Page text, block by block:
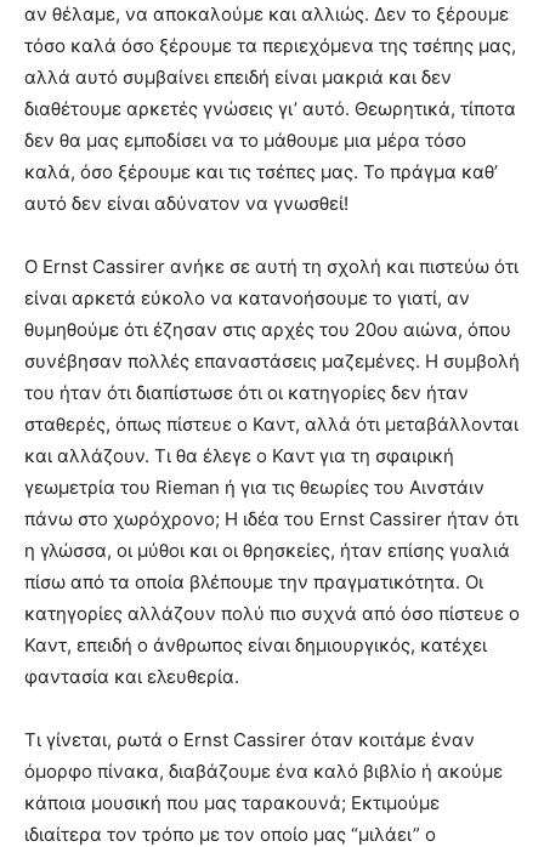
αν θέλαμε, να αποκαλούμε και αλλιώς. Δεν το ξέρουμε
τόσο καλά όσο ξέρουμε τα περιεχόμενα της τσέπης μας,
αλλά αυτό συμβαίνει επειδή είναι μακριά και δεν
διαθέτουμε αρκετές γνώσεις γι’ αυτό. Θεωρητικά, τίποτα
δεν θα μας εμποδίσει να το μάθουμε μια μέρα τόσο
καλά, όσο ξέρουμε και τις τσέπες μας. Το πράγμα καθ’
αυτό δεν είναι αδύνατον να γνωσθεί!
Ο Ernst Cassirer ανήκε σε αυτή τη σχολή και πιστεύω ότι
είναι αρκετά εύκολο να κατανοήσουμε το γιατί, αν
θυμηθούμε ότι έζησαν στις αρχές του 20ου αιώνα, όπου
συνέβησαν πολλές επαναστάσεις μαζεμένες. Η συμβολή
του ήταν ότι διαπίστωσε ότι οι κατηγορίες δεν ήταν
σταθερές, όπως πίστευε ο Καντ, αλλά ότι μεταβάλλονται
και αλλάζουν. Τι θα έλεγε ο Καντ για τη σφαιρική
γεωμετρία του Rieman ή για τις θεωρίες του Αινστάιν
πάνω στο χωρόχρονο; Η ιδέα του Ernst Cassirer ήταν ότι
η γλώσσα, οι μύθοι και οι θρησκείες, ήταν επίσης γυαλιά
πίσω από τα οποία βλέπουμε την πραγματικότητα. Οι
κατηγορίες αλλάζουν πολύ πιο συχνά από όσο πίστευε ο
Καντ, επειδή ο άνθρωπος είναι δημιουργικός, κατέχει
φαντασία και ελευθερία.
Τι γίνεται, ρωτά ο Ernst Cassirer όταν κοιτάμε έναν
όμορφο πίνακα, διαβάζουμε ένα καλό βιβλίο ή ακούμε
κάποια μουσική που μας ταρακουνά; Εκτιμούμε
ιδιαίτερα τον τρόπο με τον οποίο μας “μιλάει” ο